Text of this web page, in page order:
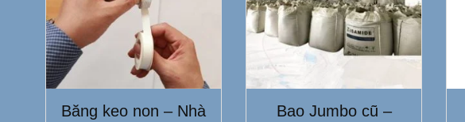
Băng keo non – Nhà
Bao Jumbo cũ –